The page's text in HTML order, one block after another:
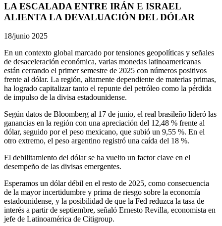
LA ESCALADA ENTRE IRÁN E ISRAEL
ALIENTA LA DEVALUACIÓN DEL DÓLAR
18/junio 2025
En un contexto global marcado por tensiones geopolíticas y señales
de desaceleración económica, varias monedas latinoamericanas
están cerrando el primer semestre de 2025 con números positivos
frente al dólar. La región, altamente dependiente de materias primas,
ha logrado capitalizar tanto el repunte del petróleo como la pérdida
de impulso de la divisa estadounidense.
Según datos de Bloomberg al 17 de junio, el real brasileño lideró las
ganancias en la región con una apreciación del 12,48 % frente al
dólar, seguido por el peso mexicano, que subió un 9,55 %. En el
otro extremo, el peso argentino registró una caída del 18 %.
El debilitamiento del dólar se ha vuelto un factor clave en el
desempeño de las divisas emergentes.
Esperamos un dólar débil en el resto de 2025, como consecuencia
de la mayor incertidumbre y prima de riesgo sobre la economía
estadounidense, y la posibilidad de que la Fed reduzca la tasa de
interés a partir de septiembre, señaló Ernesto Revilla, economista en
jefe de Latinoamérica de Citigroup.